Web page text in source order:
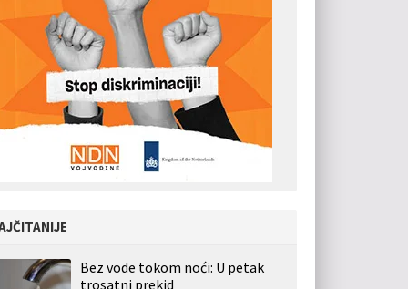
Bez vode tokom noći: U petak
trosatni prekid